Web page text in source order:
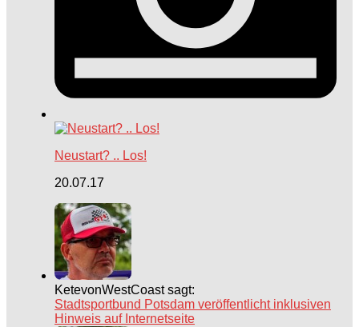
Neustart? .. Los!
20.07.17
KetevonWestCoast sagt:
Stadtsportbund Potsdam veröffentlicht inklusiven
Hinweis auf Internetseite